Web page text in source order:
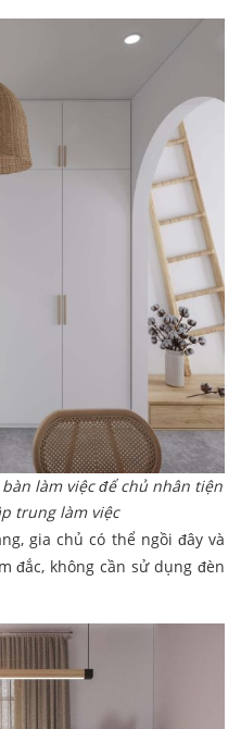
làm việc để chủ nhân tiện
trung làm việc
gia chủ có thể ngồi đây và
đắc, không cần sử dụng đèn